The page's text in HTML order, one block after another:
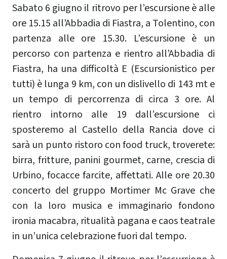
Sabato 6 giugno il ritrovo per l’escursione è alle
ore 15.15 all’Abbadia di Fiastra, a Tolentino, con
partenza alle ore 15.30. L’escursione è un
percorso con partenza e rientro all’Abbadia di
Fiastra, ha una difficoltà E (Escursionistico per
tutti) è lunga 9 km, con un dislivello di 143 mt e
un tempo di percorrenza di circa 3 ore. Al
rientro intorno alle 19 dall’escursione ci
sposteremo al Castello della Rancia dove ci
sarà un punto ristoro con food truck, troverete:
birra, fritture, panini gourmet, carne, crescia di
Urbino, focacce farcite, affettati. Alle ore 20.30
concerto del gruppo Mortimer Mc Grave che
con la loro musica e immaginario fondono
ironia macabra, ritualità pagana e caos teatrale
in un’unica celebrazione fuori dal tempo.